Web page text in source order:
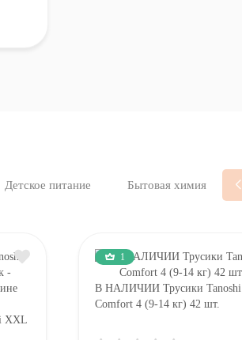
Детское питание Бытовая химия
XXL
1
В НАЛИЧИИ Трусики Tanoshi
Comfort 4 (9-14 кг) 42 шт.